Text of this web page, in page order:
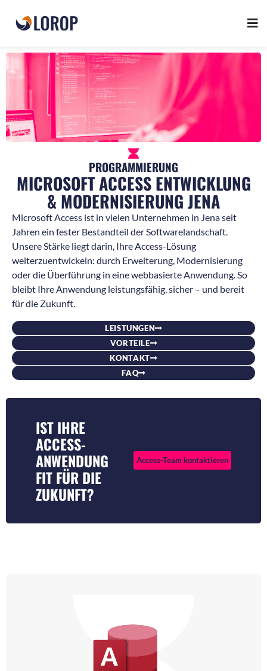
PROGRAMMIERUNG
MICROSOFT ACCESS ENTWICKLUNG
& MODERNISIERUNG JENA
Microsoft Access ist in vielen Unternehmen in Jena seit
Jahren ein fester Bestandteil der Softwarelandschaft.
Unsere Stärke liegt darin, Ihre Access-Lösung
weiterzuentwickeln: durch Erweiterung, Modernisierung
oder die Überführung in eine webbasierte Anwendung. So
bleibt Ihre Anwendung leistungsfähig, sicher – und bereit
für die Zukunft.
LEISTUNGEN
VORTEILE
KONTAKT
FAQ
IST IHRE
ACCESS-
ANWENDUNG
FIT FÜR DIE
ZUKUNFT?
Access-Team kontaktieren